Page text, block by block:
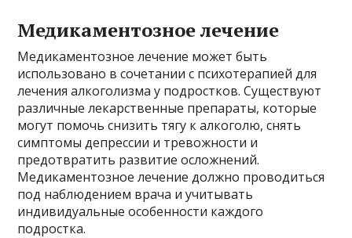
Медикаментозное лечение
Медикаментозное лечение может быть
использовано в сочетании с психотерапией для
лечения алкоголизма у подростков. Существуют
различные лекарственные препараты, которые
могут помочь снизить тягу к алкоголю, снять
симптомы депрессии и тревожности и
предотвратить развитие осложнений.
Медикаментозное лечение должно проводиться
под наблюдением врача и учитывать
индивидуальные особенности каждого
подростка.